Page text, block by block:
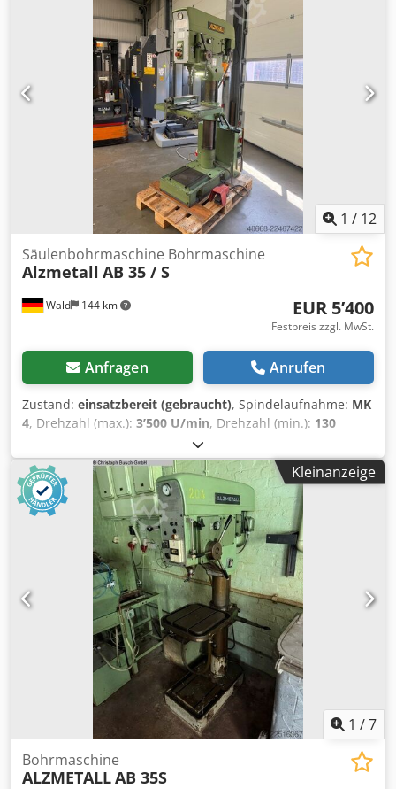
Spindelschutzeinrichtung -Not /Aus -Fußschalter
Djdsztffcspfx An Eskr -Analoge Drehzahlanzeige -
Bohrfutter -Dokumentation Abmaße: LxBxH 1,2x0,8x2
Meter / Gewicht ca. 500Kg
1 / 12
Wald 144 km
Säulenbohrmaschine Bohrmaschine
Alzmetall AB 35 / S
EUR 5’400
Festpreis zzgl. MwSt.
Anfragen Anrufen
Zustand: einsatzbereit (gebraucht), Spindelaufnahme: MK
4, Drehzahl (max.): 3’500 U/min, Drehzahl (min.): 130
, Alzmetall AB 35 / S
Bohrmaschine Säulenbohrmaschine Pinolenhub: 180mm
Dkjdpjzqy I Tjfx An Eer Ausladung: 300mm Aufnahme: MK
4 Bohrfutter: 3-16mm Stufenlose Drehzahl: 130 - 3500
U/min Vorschub: 0,1 - 0,2 - 0,3 U/min
Gewindeschneideinrichtung Kühlmitteleinheit
Schraubstock Sie können gerne zu einer Besichtigung
vorbeikommen. Gerne können wir für Sie eine
Kostengünstige Spedition organisieren! Sie erhalten eine
ordentliche Rechnung. Für Ausländische Kunden kann
auch eine Nettorechnung erstellt werden. Vorraussetzung
ist eine gültige Ust.Indent.Nr. Zwischenverkauf
vorbehalten. Besuchen Sie unseren Shop und sehen Sie
sich auch unsere weiteren Angebote an. Angegebene
Firmennamen und Warenzeichen sind Eigentum Ihrer
Inhaber und dienen lediglich zur Identifikation und
Beschreibung der Produkte. Abweichungen von
technischen Daten sowie Irrtümer in der Beschreibung des
Artikels können passieren und bleiben vorbehalten.
Kleinanzeige
1 /7
Bohrmaschine
ALZMETALLAB 35S